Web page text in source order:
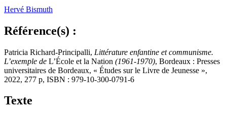
Hervé Bismuth
Référence(s) :
Patricia Richard-Principalli, Littérature enfantine et communisme.
L’exemple de L’École et la Nation (1961-1970), Bordeaux : Presses
universitaires de Bordeaux, « Études sur le Livre de Jeunesse »,
2022, 277 p, ISBN : 979-10-300-0791-6
Texte